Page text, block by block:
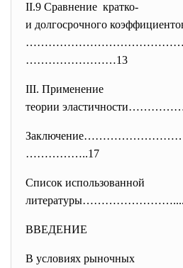
II.9 Сравнение кратко-
и долгосрочного
……………………13
III. Применение
теории
……………..17
Список использованной
ВВЕДЕНИЕ
В условиях рыночных